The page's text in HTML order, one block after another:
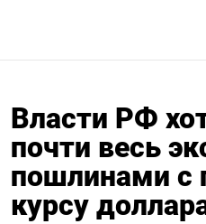
Власти РФ
почти весь
пошлинами с
курсу